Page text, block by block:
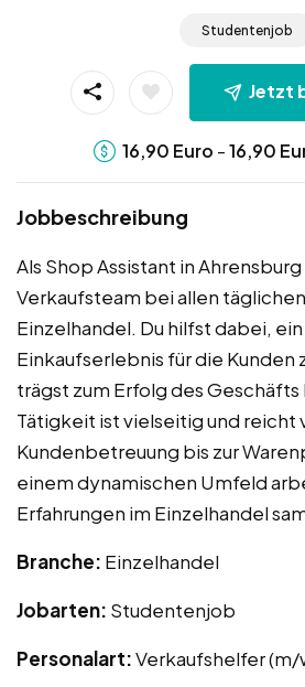
Studentenjob
Jetzt
16,90 Euro -16,90
Jobbeschreibung
Als Shop Assistant in
Verkaufsteam bei allen
Einzelhandel. Du hilfst dabei,
Einkaufserlebnis für die Kunden
trägst zum Erfolg des
Tätigkeit ist vielseitig und reicht
Kundenbetreuung bis zur
einem dynamischen Umfeld
Erfahrungen im Einzelhandel
Branche: Einzelhandel
Jobarten: Studentenjob
Personalart:Verkaufshelfer